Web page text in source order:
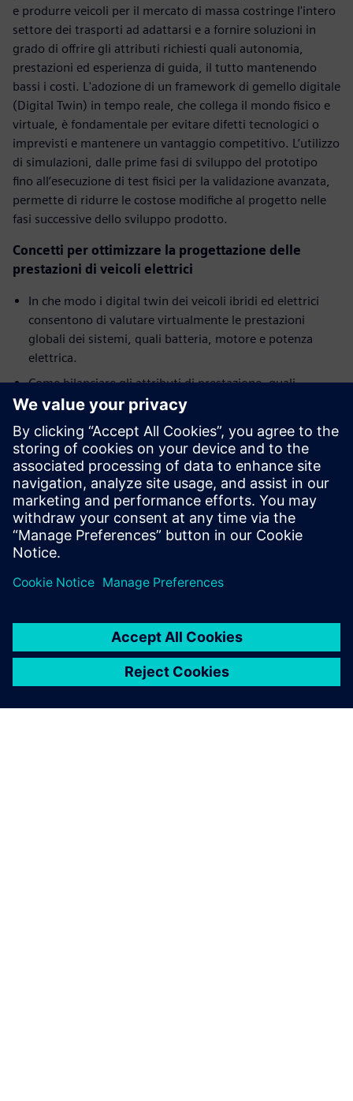
e produrre veicoli per il mercato di massa costringe l'intero
settore dei trasporti ad adattarsi e a fornire soluzioni in
grado di offrire gli attributi richiesti quali autonomia,
prestazioni ed esperienza di guida, il tutto mantenendo
bassi i costi. L'adozione di un framework di gemello digitale
(Digital Twin) in tempo reale, che collega il mondo fisico e
virtuale, è fondamentale per evitare difetti tecnologici o
imprevisti e mantenere un vantaggio competitivo. L’utilizzo
di simulazioni, dalle prime fasi di sviluppo del prototipo
fino all’esecuzione di test fisici per la validazione avanzata,
permette di ridurre le costose modifiche al progetto nelle
fasi successive dello sviluppo prodotto.
Concetti per ottimizzare la progettazione delle
prestazioni di veicoli elettrici
In che modo i digital twin dei veicoli ibridi ed elettrici
consentono di valutare virtualmente le prestazioni
globali dei sistemi, quali batteria, motore e potenza
elettrica.
Come bilanciare gli attributi di prestazione, quali
problemi di NVH (Noise, Vibration, Harshnes),
gestione termica ed energetica, e convalidare a livello
fisico componenti e scelte in merito all’architettura
durante l’integrazione.
In che modo le nostre soluzioni di simulazione e test
aiutano OEM e fornitori ad accelerare la progettazione
del prodotto, sfruttando l'ottimizzazione per adattarsi
all'autonomia del veicolo e ad altri megatrend del
settore automobilistico.